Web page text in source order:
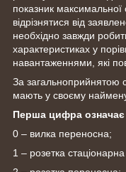
показник
відрізнятися від
необхідно завжди
характеристиках у
навантаженнями, які
За загальноприйнятою
мають у своєму
Перша цифра означає
0 – вилка переносна;
1 – розетка